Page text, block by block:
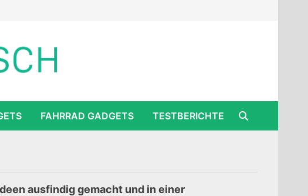
FAHRRAD GADGETS TESTBERICHTE
ausfindig gemacht und in einer